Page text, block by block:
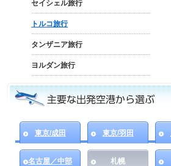
セイシェル旅行
トルコ旅行
タンザニア旅行
ヨルダン旅行
東京/成田 東京/羽田
名古屋／中部 札幌